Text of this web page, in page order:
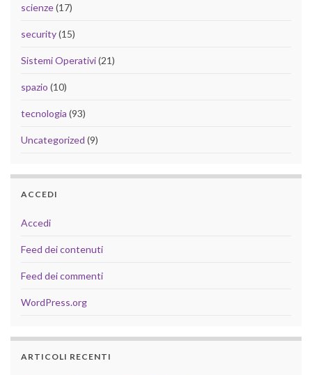
scienze(17)
security(15)
Sistemi Operativi(21)
spazio (10)
tecnologia (93)
Uncategorized (9)
ACCEDI
Accedi
Feed dei contenuti
Feed dei commenti
WordPress.org
ARTICOLI RECENTI